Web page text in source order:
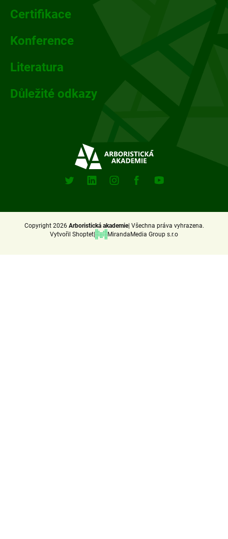
Certifikace
Konference
Literatura
Důležité odkazy
Sociální
sitě
X
LinkedinInstagramFacebookYoutube
Vytvořil Shoptet MirandaMedia Group s.r.o
Copyright 2026 Arboristická akademie Všechna práva vyhrazena.